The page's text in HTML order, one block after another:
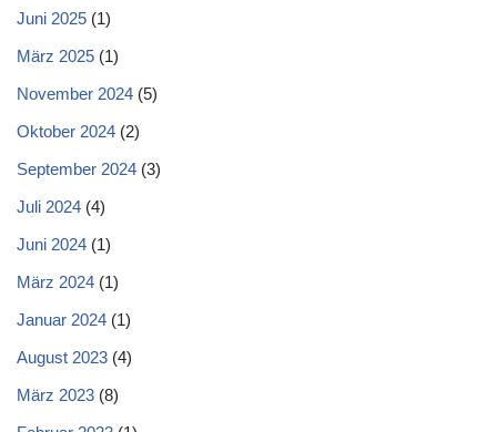
Juni 2025 (1)
März 2025 (1)
November 2024 (5)
Oktober 2024 (2)
September 2024 (3)
Juli 2024 (4)
Juni 2024 (1)
März 2024 (1)
Januar 2024 (1)
August 2023 (4)
März 2023 (8)